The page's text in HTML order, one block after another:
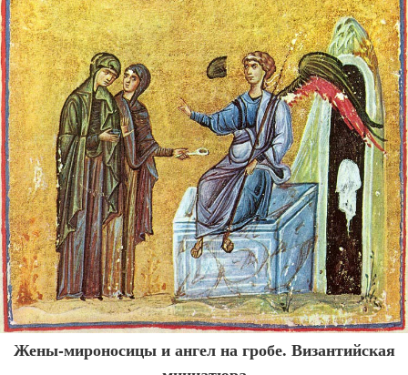
Жены-мироносицы и ангел на гробе. Византийская